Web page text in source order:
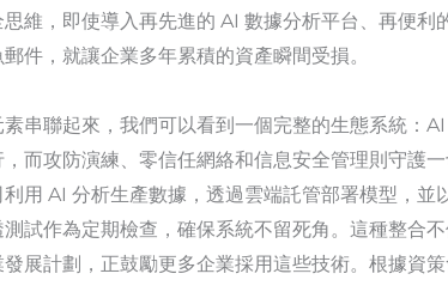
思維，即使導入再先進的 AI 數據分析平台、再便
件，就讓企業多年累積的資產瞬間受損。
素串聯起來，我們可以看到一個完整的生態系統：
而攻防演練、零信任網絡和信息安全管理則守護
用 AI 分析生產數據，透過雲端託管部署模型，
測試作為定期檢查，確保系統不留死角。這種整合
發展計劃，正鼓勵更多企業採用這些技術。根據資